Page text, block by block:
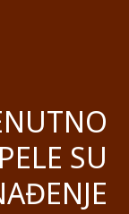
SU